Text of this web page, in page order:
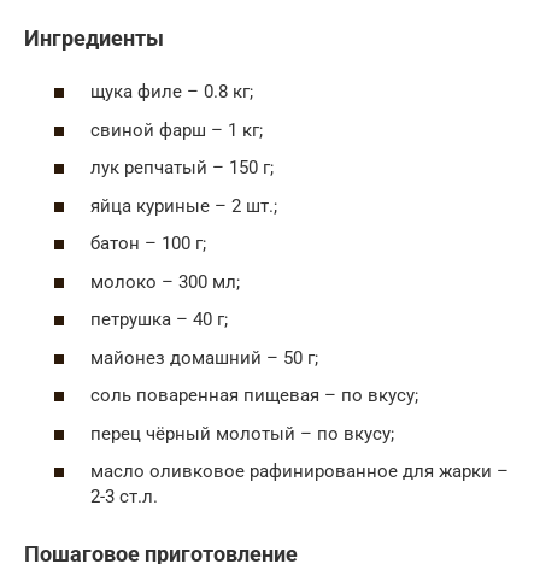
Ингредиенты
щука филе – 0.8 кг;
свиной фарш – 1 кг;
лук репчатый – 150 г;
яйца куриные – 2 шт.;
батон – 100 г;
молоко – 300 мл;
петрушка – 40 г;
майонез домашний – 50 г;
соль поваренная пищевая – по вкусу;
перец чёрный молотый – по вкусу;
масло оливковое рафинированное для жарки –
2-3 ст.л.
Пошаговое приготовление